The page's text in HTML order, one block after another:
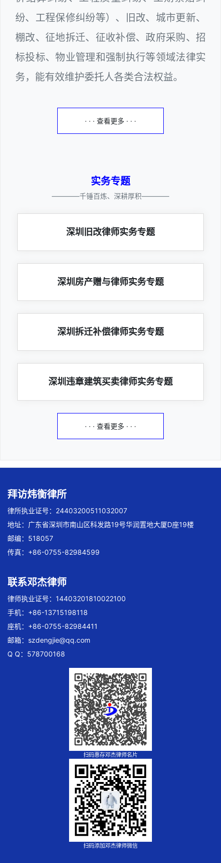
纷、工程保修纠纷等）、旧改、城市更新、
棚改、征地拆迁、征收补偿、政府采购、招
标投标、物业管理和强制执行等领域法律实
务，能有效维护委托人各类合法权益。
· · · 查看更多 · · ·
实务专题
————千锤百炼、深耕厚积————
深圳旧改律师实务专题
深圳房产赠与律师实务专题
深圳拆迁补偿律师实务专题
深圳违章建筑买卖律师实务专题
· · · 查看更多 · · ·
拜访炜衡律所
律所执业证号：24403200511032007
地址：广东省深圳市南山区科发路19号华润置地大厦D座19楼
邮编：518057
传真：+86-0755-82984599
联系邓杰律师
律师执业证号：14403201810022100
手机：+86-13715198118
座机：+86-0755-82984411
邮箱： szdengjie@qq.com
Q Q：578700168
扫码惠存邓杰律师名片
扫码添加邓杰律师微信